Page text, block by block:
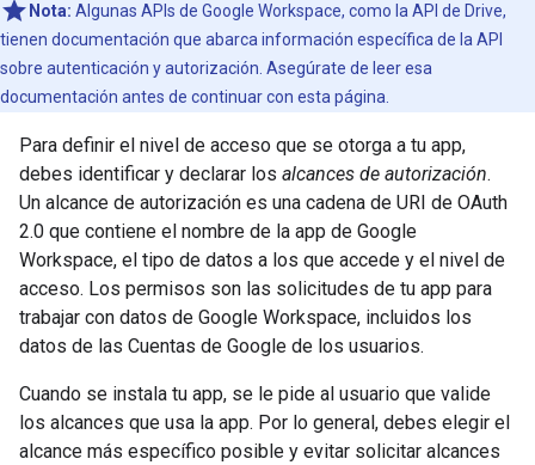
Nota: Algunas APIs de Google Workspace, como la API de Drive,
tienen documentación que abarca información específica de la API
sobre autenticación y autorización. Asegúrate de leer esa
documentación antes de continuar con esta página.
Para definir el nivel de acceso que se otorga a tu app,
debes identificar y declarar los alcances de autorización.
Un alcance de autorización es una cadena de URI de OAuth
2.0 que contiene el nombre de la app de Google
Workspace, el tipo de datos a los que accede y el nivel de
acceso. Los permisos son las solicitudes de tu app para
trabajar con datos de Google Workspace, incluidos los
datos de las Cuentas de Google de los usuarios.
Cuando se instala tu app, se le pide al usuario que valide
los alcances que usa la app. Por lo general, debes elegir el
alcance más específico posible y evitar solicitar alcances